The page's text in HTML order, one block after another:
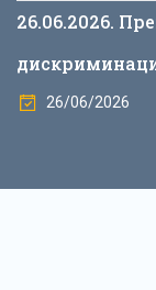
26.06.2026.
установама
26/06/2026